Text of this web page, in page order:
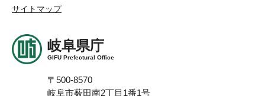
サイトマップ
岐阜県庁
GIFU Prefectural Office
〒500-8570
岐阜市薮田南2丁目1番1号